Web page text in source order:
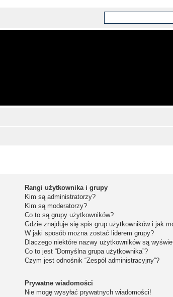
Rangi użytkownika i grupy
Kim są administratorzy?
Kim są moderatorzy?
Co to są grupy użytkowników?
Gdzie znajduje się spis grup użytkowników i jak
W jaki sposób można zostać liderem grupy?
Dlaczego niektóre nazwy użytkowników są
Co to jest “Domyślna grupa użytkownika”?
Czym jest odnośnik “Zespół administracyjny”?
Prywatne wiadomości
Nie mogę wysyłać prywatnych wiadomości!